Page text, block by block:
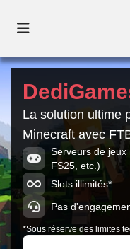
La solution ultime
Minecraft avec
Serveurs de jeux
FS25, etc.)
Slots illimités*
Pas
*Sous réserve des limites